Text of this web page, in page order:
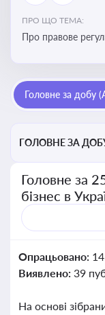
ПРО ЩО ТЕМА:
Про правове
реальні кейси
Головне за добу
ГОЛОВНЕ ЗА
Головне за
бізнес в
Опрацьовано:
Виявлено: 39
На основі